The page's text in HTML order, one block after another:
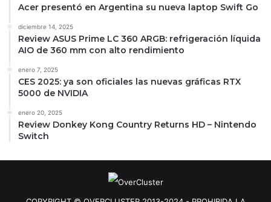
Acer presentó en Argentina su nueva laptop Swift Go
diciembre 14, 2025
Review ASUS Prime LC 360 ARGB: refrigeración líquida
AIO de 360 mm con alto rendimiento
enero 7, 2025
CES 2025: ya son oficiales las nuevas gráficas RTX
5000 de NVIDIA
enero 20, 2025
Review Donkey Kong Country Returns HD – Nintendo
Switch